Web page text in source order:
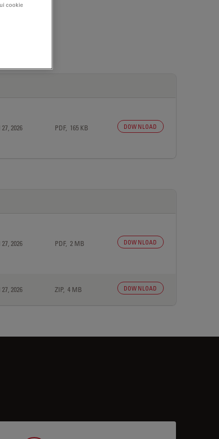
2026 PDF, 165 KB DOWNLOAD
2026 PDF, 2 MB DOWNLOAD
2026 ZIP, 4 MB DOWNLOAD
cookie